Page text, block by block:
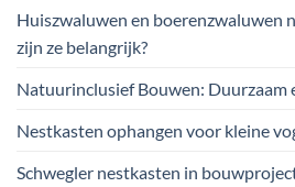
Huiszwaluwen en boerenzwaluwen
zijn ze belangrijk?
Natuurinclusief Bouwen: Duurzaam
Nestkasten ophangen voor kleine
Schwegler nestkasten in